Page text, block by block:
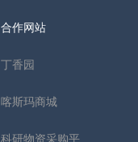
合作网站
丁香园
喀斯玛商城
科研物资采购平